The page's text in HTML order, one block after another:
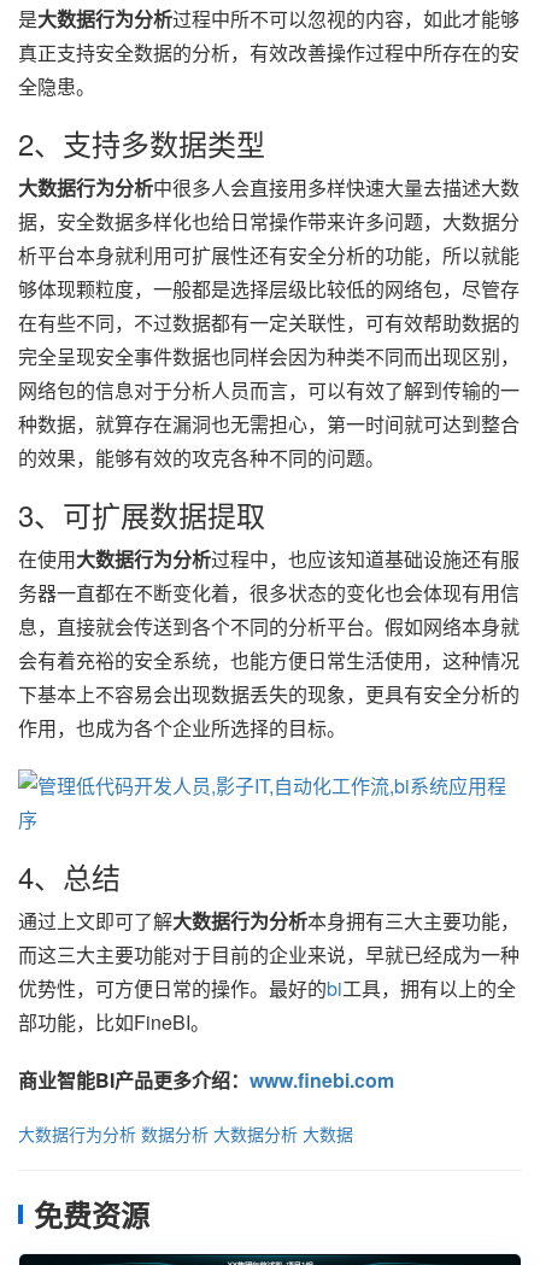
是大数据行为分析过程中所不可以忽视的内容，如此才能够
真正支持安全数据的分析，有效改善操作过程中所存在的安
全隐患。
2、支持多数据类型
大数据行为分析中很多人会直接用多样快速大量去描述大数
据，安全数据多样化也给日常操作带来许多问题，大数据分
析平台本身就利用可扩展性还有安全分析的功能，所以就能
够体现颗粒度，一般都是选择层级比较低的网络包，尽管存
在有些不同，不过数据都有一定关联性，可有效帮助数据的
完全呈现安全事件数据也同样会因为种类不同而出现区别，
网络包的信息对于分析人员而言，可以有效了解到传输的一
种数据，就算存在漏洞也无需担心，第一时间就可达到整合
的效果，能够有效的攻克各种不同的问题。
3、可扩展数据提取
在使用大数据行为分析过程中，也应该知道基础设施还有服
务器一直都在不断变化着，很多状态的变化也会体现有用信
息，直接就会传送到各个不同的分析平台。假如网络本身就
会有着充裕的安全系统，也能方便日常生活使用，这种情况
下基本上不容易会出现数据丢失的现象，更具有安全分析的
作用，也成为各个企业所选择的目标。
4、总结
通过上文即可了解大数据行为分析本身拥有三大主要功能，
而这三大主要功能对于目前的企业来说，早就已经成为一种
优势性，可方便日常的操作。最好的bi工具，拥有以上的全
部功能，比如FineBI。
商业智能BI产品更多介绍： www.finebi.com
大数据行为分析 数据分析 大数据分析 大数据
免费资源